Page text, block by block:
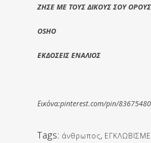
ΖΗΣΕ ΜΕ ΤΟΥΣ ΔΙΚΟΥΣ ΣΟΥ ΟΡΟΥΣ
OSHO
ΕΚΔΟΣΕΙΣ ΕΝΑΛΙΟΣ
Εικόνα:pinterest.com/pin/
Tags: άνθρωπος,